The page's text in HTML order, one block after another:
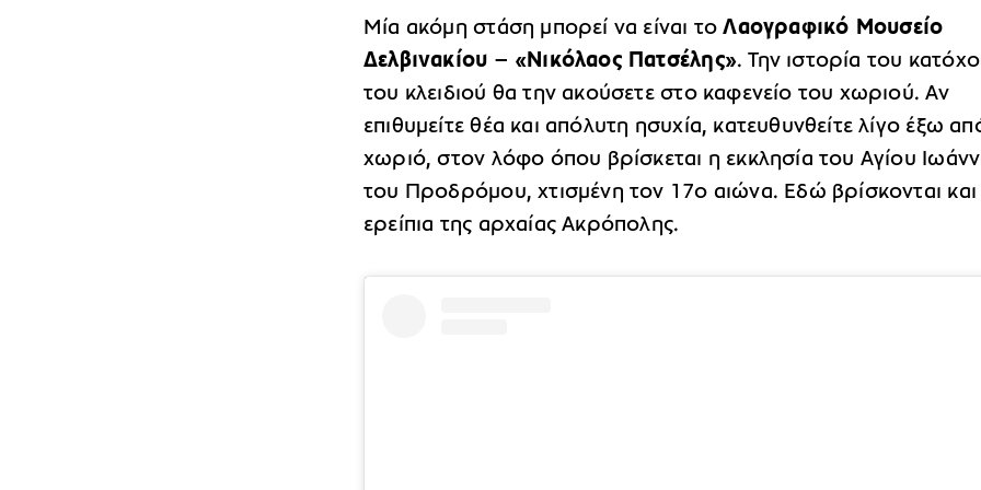
Μία ακόμη στάση μπορεί να είναι τοΛαογραφικό Μουσείο
Δελβινακίου – «Νικόλαος Πατσέλης». Την ιστορία του
του κλειδιού θα την ακούσετε στο καφενείο του χωριού. Αν
επιθυμείτε θέα και απόλυτη ησυχία, κατευθυνθείτε λίγο έξω
χωριό, στον λόφο όπου βρίσκεται η εκκλησία του Αγίου
του Προδρόμου, χτισμένη τον 17ο αιώνα. Εδώ βρίσκονται και
ερείπια της αρχαίας Ακρόπολης.